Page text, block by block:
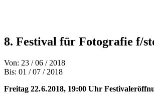
8. Festival für Fotografie f/
Von: 23 / 06 / 2018
Bis: 01 / 07 / 2018
Freitag 22. 6. 2018, 19:00 Uhr